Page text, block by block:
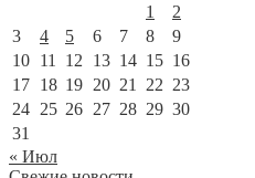
1
2
3
4 5 6 7 8
9
10 11 12 13 14 15 16
17 18 19 20 21 22 23
24 25 26 27 28 29 30
31
« Июл